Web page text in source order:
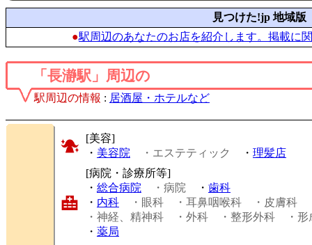
見つけた!jp 地域版
●駅周辺のあなたのお店を紹介します。掲載に
「長瀞駅」周辺の
駅周辺の情報 : 居酒屋・ホテルなど
[美容]
・ 美容院 ・エステティック ・ 理髪店
[病院・診療所等]
・ 総合病院 ・病院 ・ 歯科
・ 内科 ・眼科 ・耳鼻咽喉科 ・皮膚科
・神経、精神科
・外科 ・整形外科
・
・ 薬局